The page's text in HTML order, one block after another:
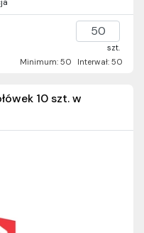
szt.
Minimum: 50
Interwał: 50
10 szt. w